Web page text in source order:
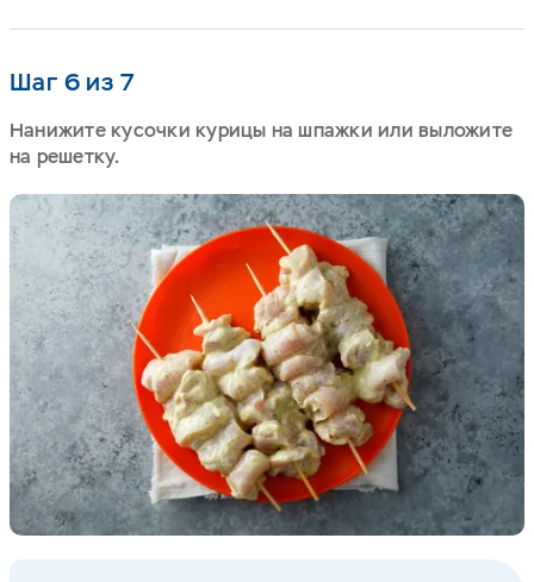
Шаг 6 из 7
Нанижите кусочки курицы на шпажки или выложите
на решетку.